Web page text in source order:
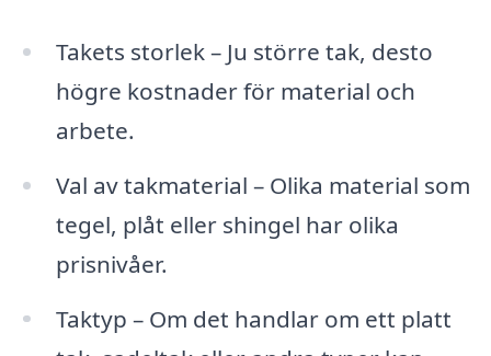
Takets storlek – Ju större tak, desto
högre kostnader för material och
arbete.
Val av takmaterial – Olika material som
tegel, plåt eller shingel har olika
prisnivåer.
Taktyp – Om det handlar om ett platt